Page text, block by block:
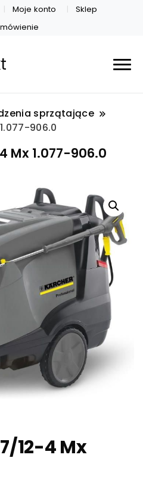
Moje konto
Sklep
sprzątające
906.0
Mx 1.077-906.0
12-4 Mx